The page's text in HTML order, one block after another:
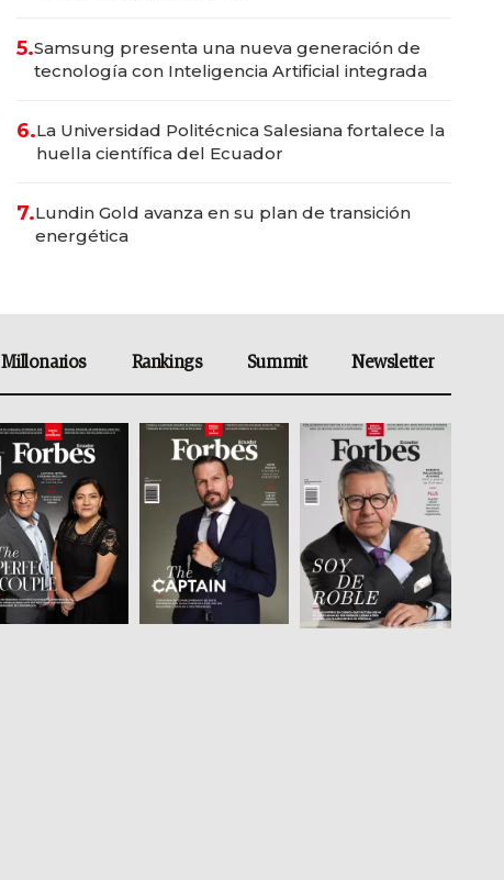
5.Samsung presenta una nueva generación de
tecnología con Inteligencia Artificial integrada
6.La Universidad Politécnica Salesiana fortalece la
huella científica del Ecuador
7.Lundin Gold avanza en su plan de transición
energética
Millonarios Rankings Summit Newsletter